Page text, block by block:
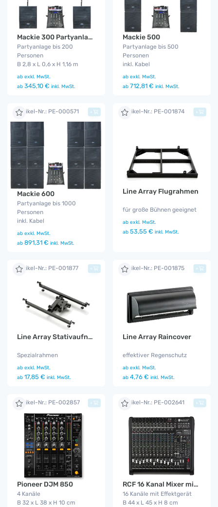
Mackie 300 Partyanlage
Partyanlage bis 200
Personen
B 2,8 x L 0,6 x H 1,16 m
ab exkl. MwSt.
ab 345,10 € inkl. MwSt.
Mackie 500
Partyanlage bis 500
Personen
inkl. Kabel
ab exkl. MwSt.
ab 712,81 € inkl. MwSt.
Artikel-Nr.: PE-000571
Mackie 600
Partyanlage bis 1000
Personen
inkl. Kabel
ab exkl. MwSt.
ab 891,31 € inkl. MwSt.
+ Artikel-Nr.: PE-001874
Line Array Flugrahmen
für große Bühnen geeignet
ab exkl. MwSt.
ab 53,55 € inkl. MwSt.
+
Artikel-Nr.: PE-001877
Line Array Stativaufnahme
Spezialrahmen
ab exkl. MwSt.
ab 17,85 € inkl. MwSt.
+ Artikel-Nr.: PE-001875
Line Array Raincover
effektiver Regenschutz
ab exkl. MwSt.
ab 4,76 € inkl. MwSt.
+
Artikel-Nr.: PE-002857
Pioneer DJM 850
4 Kanäle
B 32 x L 38 x H 10 cm
+ Artikel-Nr.: PE-002641
RCF 16 Kanal Mixer mit MP3 Player
16 Kanäle mit Effektgerät
B 44 x L 45 x H 8 cm
+